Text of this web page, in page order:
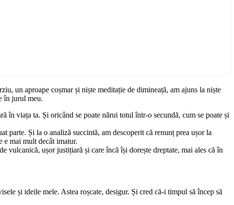
un aproape coșmar și niște meditație de dimineață, am ajuns la niște
în jurul meu.
în viața ta. Și oricând se poate nărui totul într-o secundă, cum se poate și
parte. Și la o analiză succintă, am descoperit că renunț prea ușor la
e mai mult decât imatur.
vulcanică, ușor justițiară și care încă își dorește dreptate, mai ales că în
și ideile mele. Astea roșcate, desigur. Și cred că-i timpul să încep să